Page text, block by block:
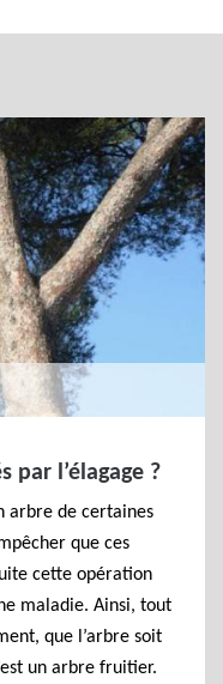
par l’élagage ?
arbre de certaines
que ces
cette opération
maladie. Ainsi, tout
que l’arbre soit
un arbre fruitier.